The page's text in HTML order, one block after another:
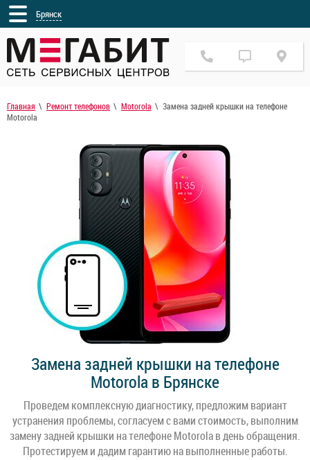
Брянск
Главная Ремонт телефонов Motorola
Замена задней крышки на телефоне
Motorola
Замена задней крышки на телефоне
Motorola в Брянске
Проведем комплексную диагностику, предложим вариант
устранения проблемы, согласуем с вами стоимость, выполним
замену задней крышки на телефоне Motorola в день обращения.
Протестируем и дадим гарантию на выполненные работы.